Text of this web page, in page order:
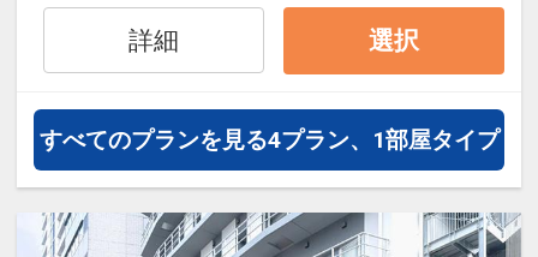
ル50%貯まります。
オプションでレンタカーや現地交
通・体験プランなどの追加（同時予
約）が可能なプランもございます。
詳細 選択
すべてのプランを見る4プラン、1部屋タイプ